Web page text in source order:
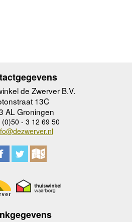
de Zwerver B.V.
13C
AL Groningen
(0)50 - 3 12 69 50